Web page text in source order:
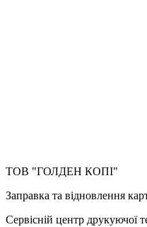
ТОВ "ГОЛДЕН КОПІ"
Заправка та відновлення
Сервісній центр друкуючої